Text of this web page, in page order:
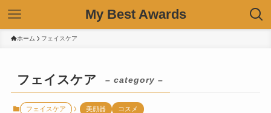
My Best Awards
ホーム フェイスケア
フェイスケア – category –
フェイスケア 美顔器 コスメ